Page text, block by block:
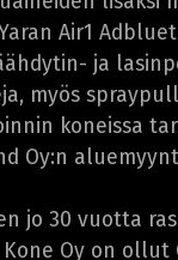
Air1
ja
myös
koneissa
Oy:n
jo 30 vuotta
Oy on ollut